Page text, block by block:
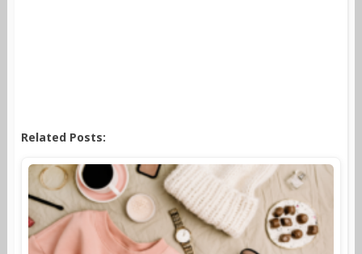
Related Posts: